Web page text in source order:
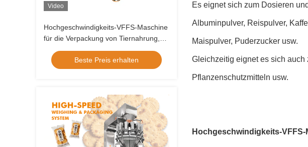
Video
Hochgeschwindigkeits-VFFS-Maschine
für die Verpackung von Tiernahrung,
Snacks und Nüssen mit einer Leistung
von 80–200 Beuteln/Minute
Beste Preis erhalten
Es eignet sich zum Dosieren
Albuminpulver, Reispulver,
Maispulver, Puderzucker usw.
Gleichzeitig eignet es sich auch
Pflanzenschutzmitteln usw.
Hochgeschwindigkeits-VFFS-